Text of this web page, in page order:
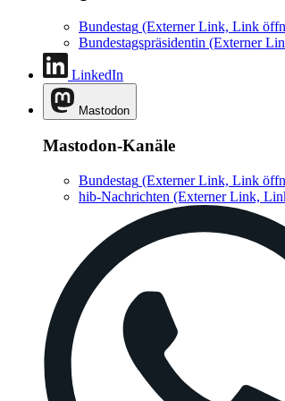
Bundestag (Externer Link, Link
Bundestagspräsidentin (Externer
LinkedIn
Mastodon
Mastodon-Kanäle
Bundestag (Externer Link, Link
hib-Nachrichten (Externer Link,